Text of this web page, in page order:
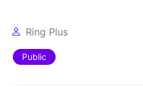
Ring Plus
Public